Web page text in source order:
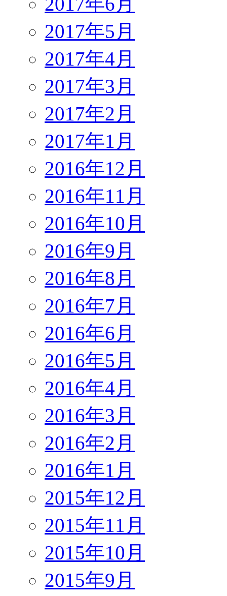
2017年5月
2017年4月
2017年3月
2017年2月
2017年1月
2016年12月
2016年11月
2016年10月
2016年9月
2016年8月
2016年7月
2016年6月
2016年5月
2016年4月
2016年3月
2016年2月
2016年1月
2015年12月
2015年11月
2015年10月
2015年9月